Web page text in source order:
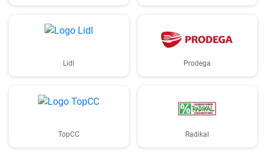
Lidl Prodega
TopCC Radikal